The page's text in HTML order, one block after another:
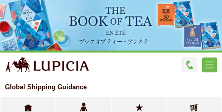
Global Shipping Guidance